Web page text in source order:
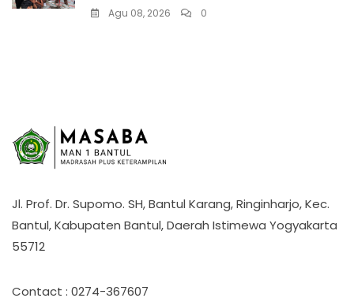
Agu 08, 2026 0
Jl. Prof. Dr. Supomo. SH, Bantul Karang, Ringinharjo, Kec.
Bantul, Kabupaten Bantul, Daerah Istimewa Yogyakarta
55712
Contact : 0274-367607